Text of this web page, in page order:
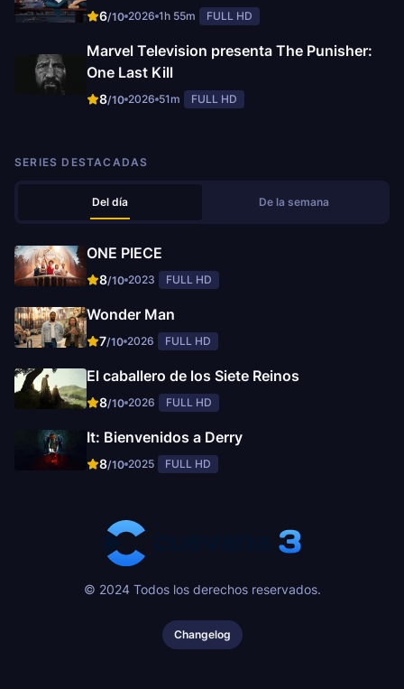
6/10 2026 1h 55m FULL HD
Marvel Television presenta The Punisher:
One Last Kill
8/10 2026 51m FULL HD
SERIES DESTACADAS
Del día De la semana
ONE PIECE
8/10 2023 FULL HD
Wonder Man
7/10 2026 FULL HD
El caballero de los Siete Reinos
8/10 2026 FULL HD
It: Bienvenidos a Derry
8/10 2025 FULL HD
© 2024 Todos los derechos reservados.
Changelog